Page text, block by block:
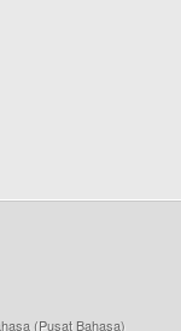
(Pusat Bahasa)